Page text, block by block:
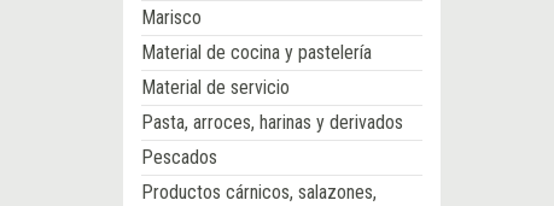
Marisco
Material de cocina y pastelería
Material de servicio
Pasta, arroces, harinas y derivados
Pescados
Productos cárnicos, salazones,